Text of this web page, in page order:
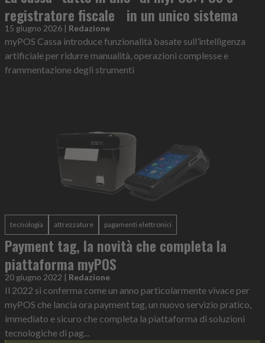
registratore fiscale in un unico sistema
15 giugno 2026 | Redazione
myPOS Cassa introduce funzionalità basate sull’intelligenza
artificiale per ridurre manualità, operazioni complesse e
frammentazione degli strumenti
tecnologia attrezzature pagamenti elettronici
Payment tag, la novità che completa la
piattaforma myPOS
20 giugno 2022 | Redazione
Il 2022 si conferma come un anno particolarmente vivace per
myPOS che lancia ora payment tag, un nuovo servizio pratico,
immediato e sicuro che completa la piattaforma di soluzioni
tecnologiche di pag...